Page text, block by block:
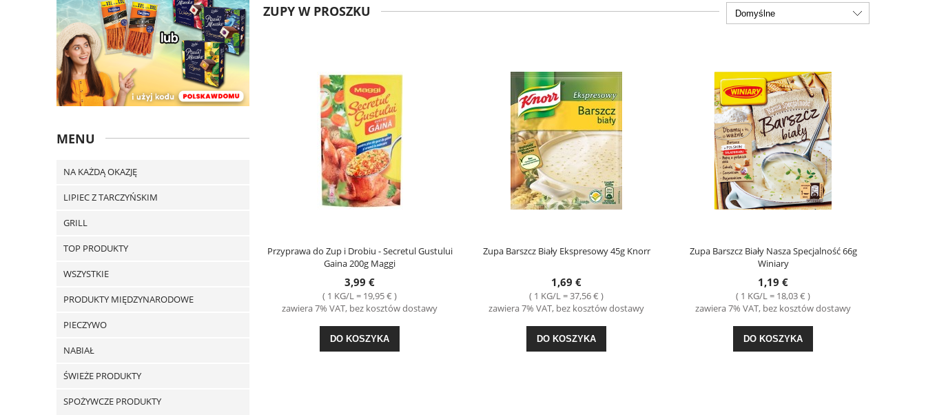
MENU
NA KAŻDĄ OKAZJĘ
LIPIEC Z TARCZYŃSKIM
GRILL
TOP PRODUKTY
WSZYSTKIE
PRODUKTY MIĘDZYNARODOWE
PIECZYWO
NABIAŁ
ŚWIEŻE PRODUKTY
SPOŻYWCZE PRODUKTY
ZUPY W PROSZKU
Przyprawa do Zup i Drobiu - Secretul Gustului
Gaina 200g Maggi
3,99 €
( 1 KG/L = 19,95 € )
zawiera 7% VAT, bez kosztów dostawy
DO KOSZYKA
Zupa Barszcz Biały Ekspresowy 45g Knorr
1,69 €
( 1 KG/L = 37,56 € )
zawiera 7% VAT, bez kosztów dostawy
DO KOSZYKA
Zupa Barszcz Biały Nasza Specjalność 66g
Winiary
1,19 €
( 1 KG/L = 18,03 € )
zawiera 7% VAT, bez kosztów dostawy
DO KOSZYKA